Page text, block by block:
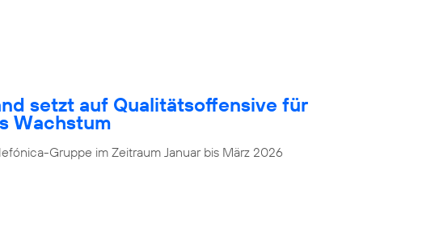
setzt auf Qualitätsoffensive für
Wachstum
Gruppe im Zeitraum Januar bis März 2026